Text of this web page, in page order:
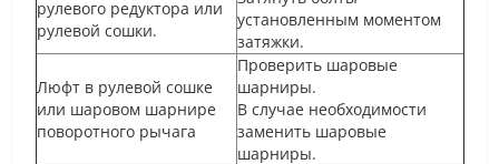
рулевого редуктора или
рулевой сошки.
установленным моментом
затяжки.
Люфт в рулевой сошке
или шаровом шарнире
поворотного рычага
Проверить шаровые
шарниры.
В случае необходимости
заменить шаровые
шарниры.